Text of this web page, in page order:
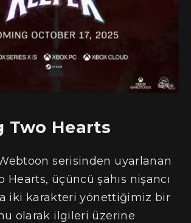
Two Hearts
serisinden uyarlanan
Hearts, üçüncü şahıs nişancı
iki karakteri yönettiğimiz bir
olarak ilgileri üzerine